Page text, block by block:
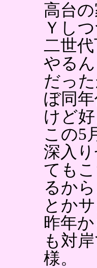
高台
Ｙし
二世
やる
だっ
ぼ同
けど
この5
深入
ても
るか
とか
昨年
も対
様。